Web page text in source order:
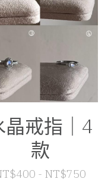
晶戒指｜4
款
- NT$750